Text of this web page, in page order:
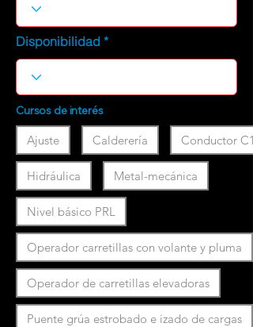
Disponibilidad
Cursos de interés
Ajuste Calderería Conductor C1
Hidráulica Metal-mecánica
Nivel básico PRL
Operador carretillas con volante y pluma
Operador de carretillas elevadoras
Puente grúa estrobado e izado de cargas